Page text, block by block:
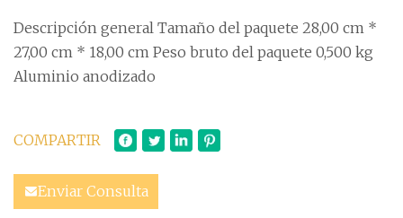
Descripción general Tamaño del paquete 28,00 cm *
27,00 cm * 18,00 cm Peso bruto del paquete 0,500 kg
Aluminio anodizado
COMPARTIR
Enviar Consulta